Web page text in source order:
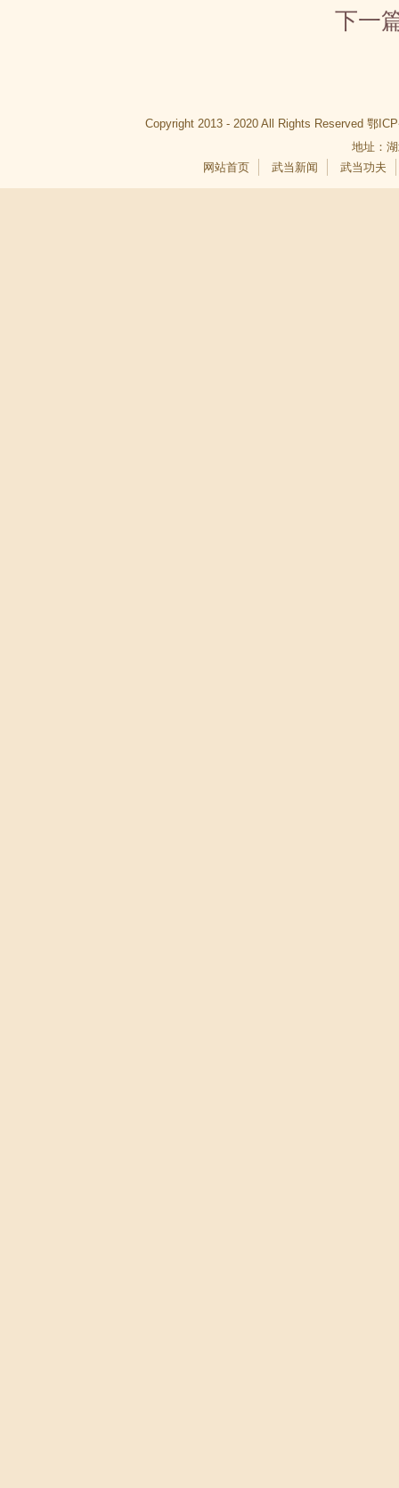
下一
Copyright 2013 - 2020 All Rights Reserved 鄂
地址：
网站首页
武当新闻 武当功夫